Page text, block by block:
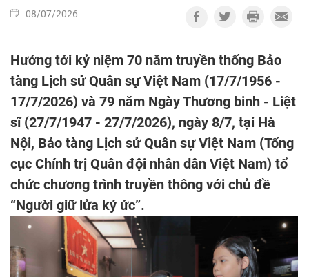
08/07/2026
Hướng tới kỷ niệm 70 năm truyền thống Bảo
tàng Lịch sử Quân sự Việt Nam (17/7/1956 -
17/7/2026) và 79 năm Ngày Thương binh - Liệt
sĩ (27/7/1947 - 27/7/2026), ngày 8/7, tại Hà
Nội, Bảo tàng Lịch sử Quân sự Việt Nam (Tổng
cục Chính trị Quân đội nhân dân Việt Nam) tổ
chức chương trình truyền thông với chủ đề
“Người giữ lửa ký ức”.